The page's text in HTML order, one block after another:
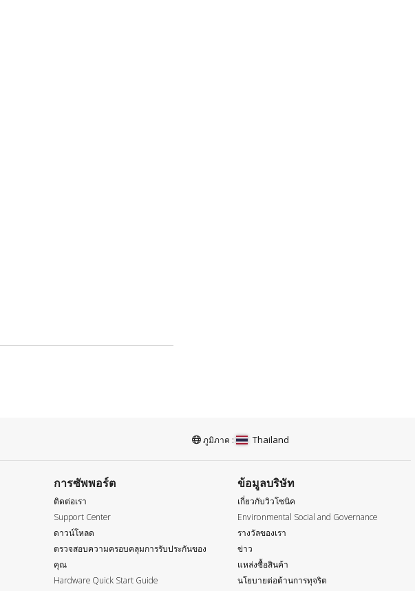
ภูมิภาค : Thailand
การซัพพอร์ต
ติดต่อเรา
Support Center
ดาวน์โหลด
ตรวจสอบความครอบคลุมการรับประกันของ
คุณ
Hardware Quick Start Guide
ข้อมูลบริษัท
เกี่ยวกับวิวโซนิค
Environmental Social and Governance
รางวัลของเรา
ข่าว
แหล่งซื้อสินค้า
นโยบายต่อต้านการทุจริต